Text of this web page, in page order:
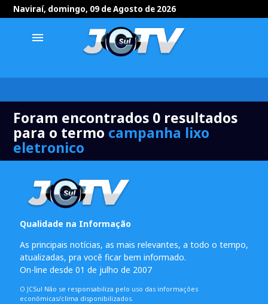
Naviraí, domingo, 09 de Agosto de 2026
menu
Foram encontrados 0 resultados
para o termo campanha lixo
eletronico
Qualidade na Informação
As principais notícias, as mais relevantes, a todo o tempo,
atualizadas, pra você ficar bem informado.
On-line desde 01 de julho de 2007
O JCSul Não se responsabiliza pelo uso das informações
econômicas/clima disponibilizados.